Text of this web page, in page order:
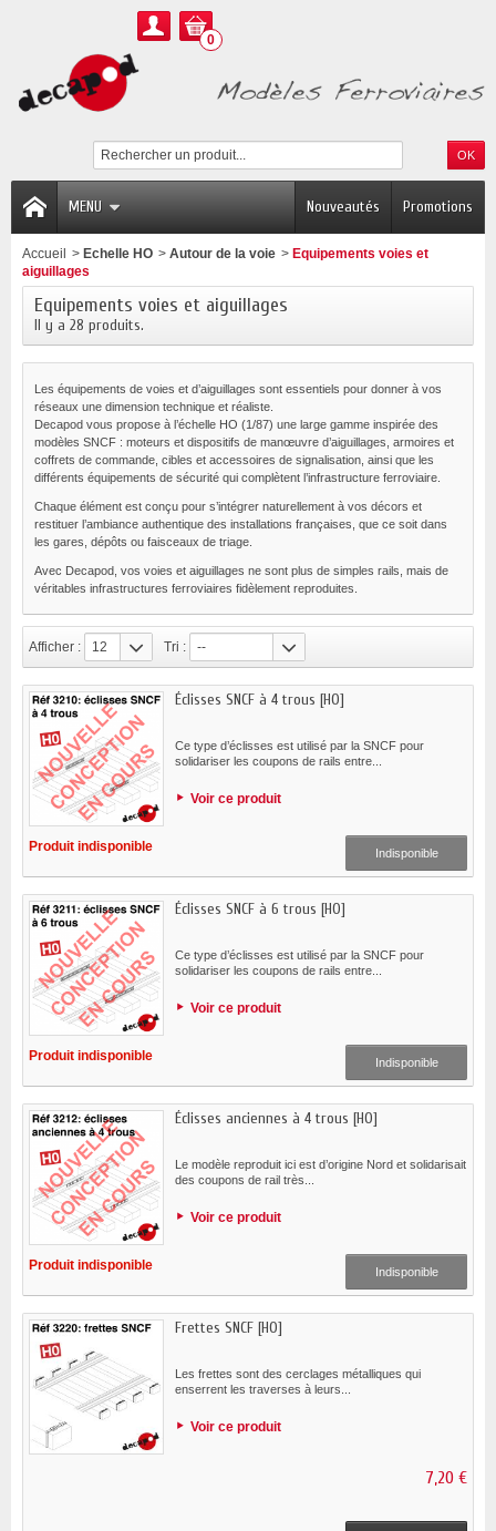
0
MENU Promotions
Nouveautés
Accueil > Echelle HO > Autour de la voie > Equipements voies et
aiguillages
Equipements voies et aiguillages
Il y a 28 produits.
Les équipements de voies et d’aiguillages sont essentiels pour donner à vos
réseaux une dimension technique et réaliste.
Decapod vous propose à l’échelle HO (1/87) une large gamme inspirée des
modèles SNCF : moteurs et dispositifs de manœuvre d’aiguillages, armoires et
coffrets de commande, cibles et accessoires de signalisation, ainsi que les
différents équipements de sécurité qui complètent l’infrastructure ferroviaire.
Chaque élément est conçu pour s’intégrer naturellement à vos décors et
restituer l’ambiance authentique des installations françaises, que ce soit dans
les gares, dépôts ou faisceaux de triage.
Avec Decapod, vos voies et aiguillages ne sont plus de simples rails, mais de
véritables infrastructures ferroviaires fidèlement reproduites.
Afficher : 12 Tri : --
Éclisses SNCF à 4 trous [HO]
Ce type d’éclisses est utilisé par la SNCF pour
solidariser les coupons de rails entre...
Voir ce produit
Produit indisponible Indisponible
Éclisses SNCF à 6 trous [HO]
Ce type d’éclisses est utilisé par la SNCF pour
solidariser les coupons de rails entre...
Voir ce produit
Produit indisponible Indisponible
Éclisses anciennes à 4 trous [HO]
Le modèle reproduit ici est d’origine Nord et solidarisait
des coupons de rail très...
Voir ce produit
Produit indisponible Indisponible
Frettes SNCF [HO]
Les frettes sont des cerclages métalliques qui
enserrent les traverses à leurs...
Voir ce produit
7,20 €